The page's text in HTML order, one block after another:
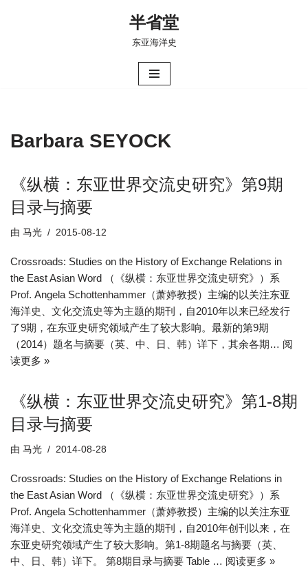
半省堂
东亚海洋史
Barbara SEYOCK
《纵横：东亚世界交流史研究》第9期
目录与摘要
由 马光 2015-08-12
Crossroads: Studies on the History of Exchange Relations in
the East Asian Word （《纵横：东亚世界交流史研究》）系
Prof. Angela Schottenhammer（萧婷教授）主编的以关注东亚
海洋史、文化交流史等为主题的期刊，自2010年以来已经发行
了9期，在东亚史研究领域产生了较大影响。最新的第9期
（2014）题名与摘要（英、中、日、韩）详下，其余各期… 阅
读更多 »
《纵横：东亚世界交流史研究》第1-8期
目录与摘要
由 马光 2014-08-28
Crossroads: Studies on the History of Exchange Relations in
the East Asian Word （《纵横：东亚世界交流史研究》）系
Prof. Angela Schottenhammer（萧婷教授）主编的以关注东亚
海洋史、文化交流史等为主题的期刊，自2010年创刊以来，在
东亚史研究领域产生了较大影响。第1-8期题名与摘要（英、
中、日、韩）详下。 第8期目录与摘要 Table … 阅读更多 »